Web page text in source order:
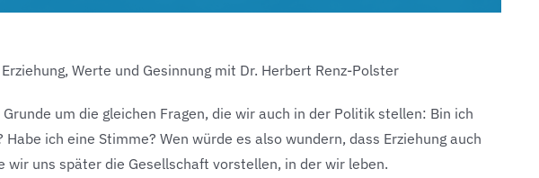
Werte und Gesinnung mit Dr. Herbert Renz-Polster
um die gleichen Fragen, die wir auch in der Politik stellen: Bin ich
ich eine Stimme? Wen würde es also wundern, dass Erziehung auch
wir uns später die Gesellschaft vorstellen, in der wir leben.